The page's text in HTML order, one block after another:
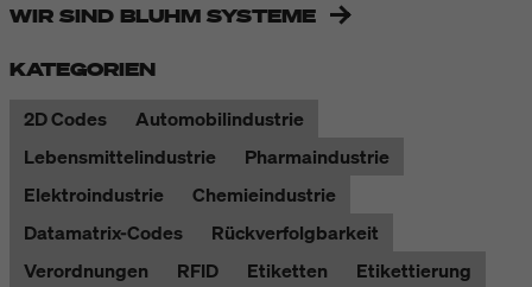
WIR SIND BLUHM SYSTEME
KATEGORIEN
2D Codes
Automobilindustrie
Lebensmittelindustrie
Pharmaindustrie
Elektroindustrie
Chemieindustrie
Datamatrix-Codes
Rückverfolgbarkeit
Verordnungen
RFID Etiketten
Etikettierung